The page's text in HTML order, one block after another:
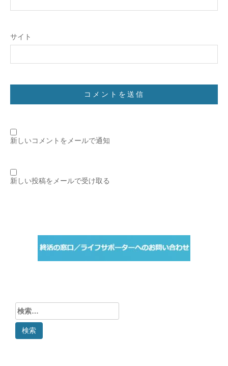
サイト
新しいコメントをメールで通知
新しい投稿をメールで受け取る
検
索: